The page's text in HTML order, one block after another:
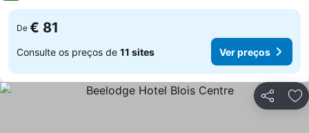
De € 81
Consulte os preços de 11 sites Ver preços
Partilhar